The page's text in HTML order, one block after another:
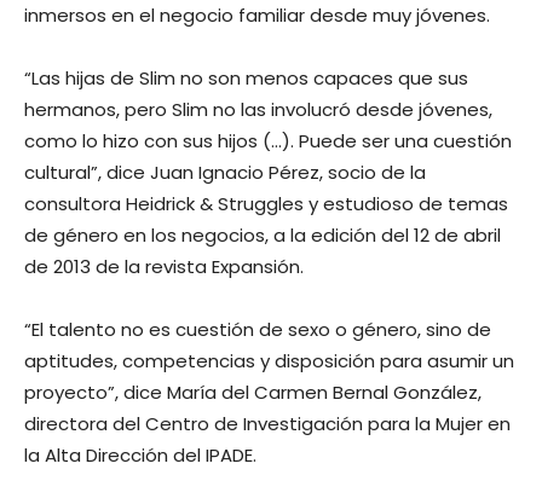
inmersos en el negocio familiar desde muy jóvenes.
“Las hijas de Slim no son menos capaces que sus
hermanos, pero Slim no las involucró desde jóvenes,
como lo hizo con sus hijos (…). Puede ser una cuestión
cultural”, dice Juan Ignacio Pérez, socio de la
consultora Heidrick & Struggles y estudioso de temas
de género en los negocios, a la edición del 12 de abril
de 2013 de la revista Expansión.
“El talento no es cuestión de sexo o género, sino de
aptitudes, competencias y disposición para asumir un
proyecto”, dice María del Carmen Bernal González,
directora del Centro de Investigación para la Mujer en
la Alta Dirección del IPADE.